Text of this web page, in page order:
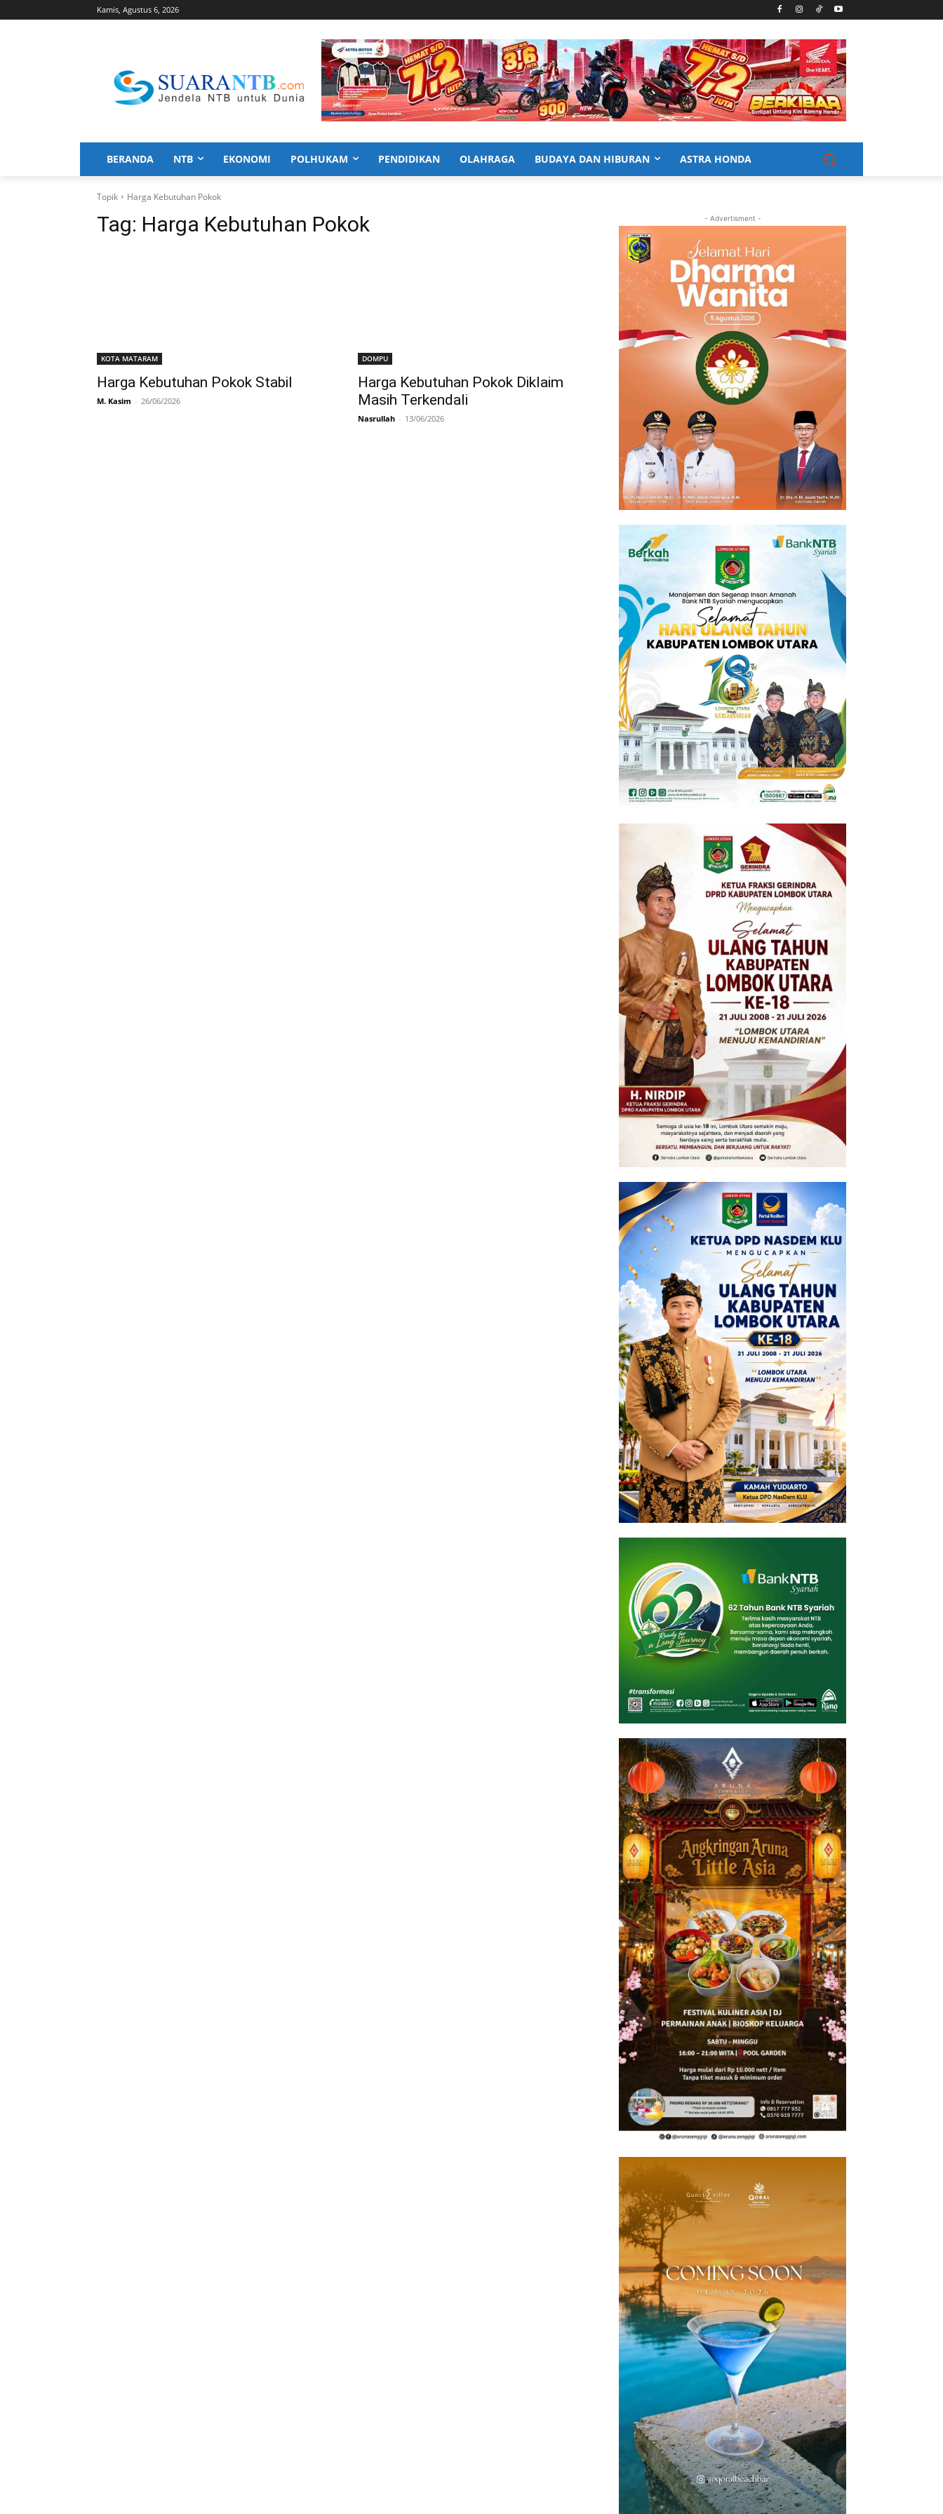
Kamis, Agustus 6, 2026
BERANDA NTB EKONOMI POLHUKAM PENDIDIKAN OLAHRAGA BUDAYA DAN HIBURAN ASTRA HONDA
Topik Harga Kebutuhan Pokok
Tag: Harga Kebutuhan Pokok
KOTA MATARAM
Harga Kebutuhan Pokok Stabil
M. Kasim - 26/06/2026
DOMPU
Harga Kebutuhan Pokok Diklaim
Masih Terkendali
Nasrullah - 13/06/2026
- Advertisment -